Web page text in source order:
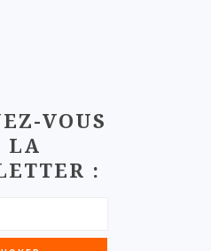
VOUS
LA
: